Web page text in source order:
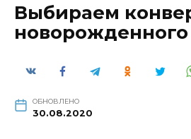
Выбираем
новорожденного
ОБНОВЛЕНО
30.08.2020